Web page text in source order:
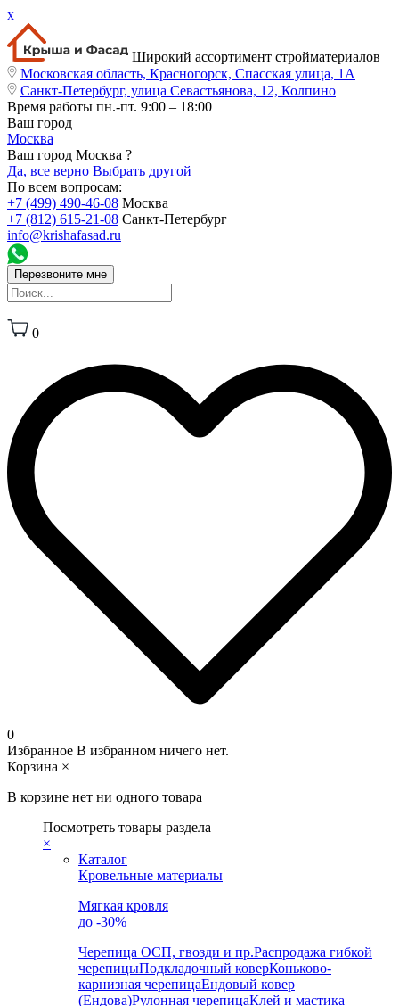
x
Широкий ассортимент стройматериалов
Московская область, Красногорск, Спасская улица, 1А
Санкт-Петербург, улица Севастьянова, 12, Колпино
Время работы пн.-пт. 9:00 – 18:00
Ваш город
Москва
Ваш город Москва ?
Да, все верно Выбрать другой
По всем вопросам:
+7 (499) 490-46-08 Москва
+7 (812) 615-21-08 Санкт-Петербург
info@krishafasad.ru
Перезвоните мне
0
0
Избранное В избранном ничего нет.
Корзина ×
В корзине нет ни одного товара
Посмотреть товары раздела
×
Каталог
Кровельные материалы
Мягкая кровля
до -30%
Черепица ОСП, гвозди и пр.Распродажа гибкой
черепицыПодкладочный коверКоньково-
карнизная черепицаЕндовый ковер
(Ендова)Рулонная черепицаКлей и мастика